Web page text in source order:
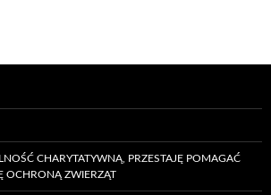
CHARYTATYWNĄ, PRZESTAJĘ POMAGAĆ
OCHRONĄ ZWIERZĄT